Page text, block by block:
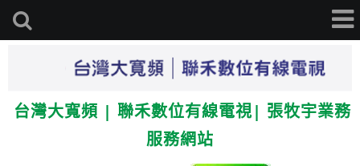
台灣大寬頻 | 聯禾數位有線電視| 張牧宇業務
服務網站